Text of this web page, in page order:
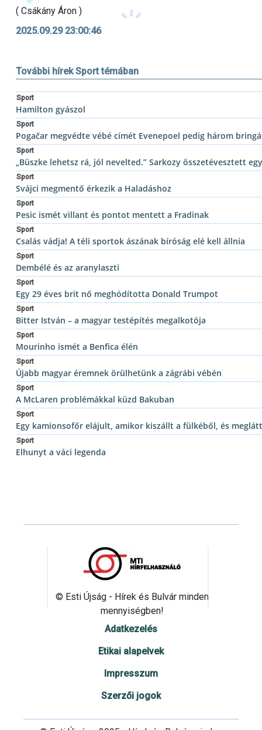
( Csákány Áron )
2025.09.29 23:00:46
További hírek Sport témában
Sport
Hamilton gyászol
Sport
Pogačar megvédte vébé címét Evenepoel pedig három
Sport
„Büszke lehetsz rá, jól nevelted.” Sarkozy összetévesztett
Sport
Svájci megmentő érkezik a Haladáshoz
Sport
Pesic ismét villant és pontot mentett a Fradinak
Sport
Csalás vádja! A téli sportok ászának bíróság elé kell állnia
Sport
Dembélé és az aranylaszti
Sport
Egy 29 éves brit nő meghódította Donald Trumpot
Sport
Bitter István – a magyar testépítés megalkotója
Sport
Mourinho ismét a Benfica élén
Sport
Újabb magyar éremnek örülhetünk a zágrábi vébén
Sport
A McLaren problémákkal küzd Bakuban
Sport
Egy kamionsofőr elájult, amikor kiszállt a fülkéből, és
Sport
Elhunyt a váci legenda
© Esti Újság - Hírek és Bulvár minden
mennyiségben!
Adatkezelés
Etikai alapelvek
Impresszum
Szerzői jogok